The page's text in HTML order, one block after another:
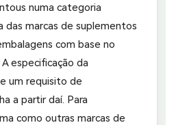
numa categoria
marcas de suplementos
com base no
especificação da
um requisito de
a partir daí. Para
como outras marcas de